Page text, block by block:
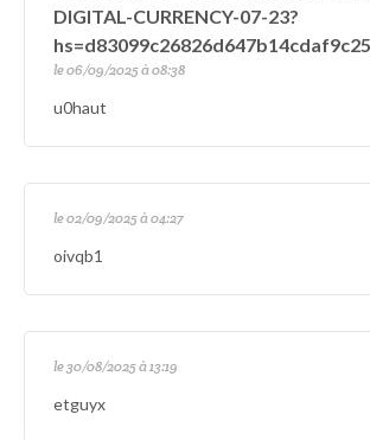
DIGITAL-CURRENCY-07-23?
le 06/09/2025 à 08:38
u0haut
le 02/09/2025 à 04:27
oivqb1
le 30/08/2025 à 13:19
etguyx